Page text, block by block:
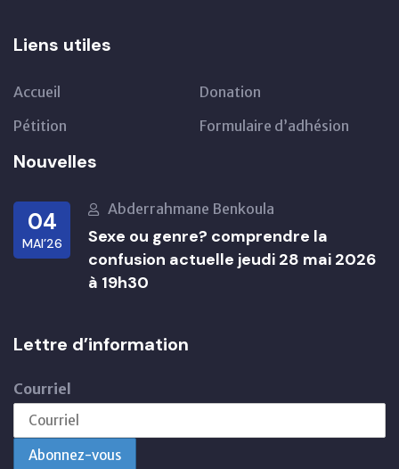
Liens utiles
Accueil
Donation
Pétition
Formulaire d’adhésion
Nouvelles
04
MAI’26
Abderrahmane Benkoula
Sexe ou genre? comprendre la
confusion actuelle jeudi 28 mai 2026
à 19h30
Lettre d’information
Courriel